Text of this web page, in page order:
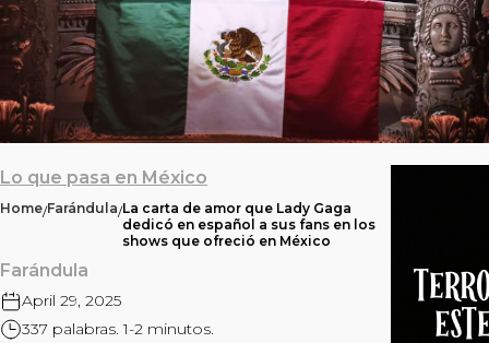
Lo que pasa en México
Home/Farándula/La carta de amor que Lady Gaga
dedicó en español a sus fans en los
shows que ofreció en México
Farándula
April 29, 2025
337 palabras. 1-2 minutos.